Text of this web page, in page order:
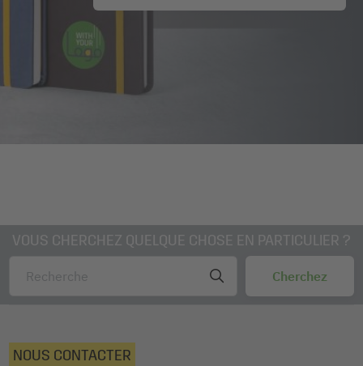
VOUS CHERCHEZ QUELQUE CHOSE EN PARTICULIER ?
NOUS CONTACTER